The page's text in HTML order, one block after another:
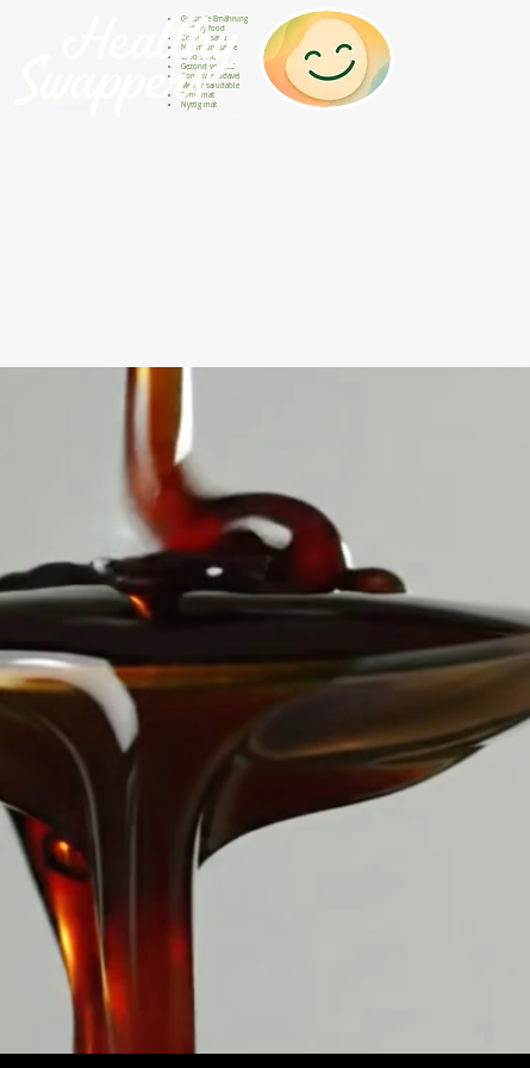
Gesunde Ernährung
Healthy food
Comida sana
Nourriture saine
Cibo sano
Gezond voedsel
Comida saudável
Menjar saludable
Sunn mat
Nyttig mat